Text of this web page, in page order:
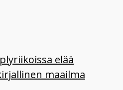
elää
maailma